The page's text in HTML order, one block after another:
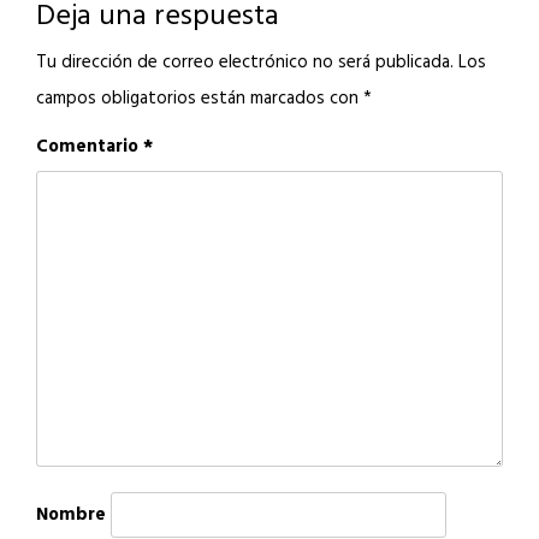
Deja una respuesta
Tu dirección de correo electrónico no será publicada. Los
campos obligatorios están marcados con *
Comentario*
Nombre